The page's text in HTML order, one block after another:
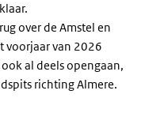
over de Amstel en
voorjaar van 2026
al deels opengaan,
richting Almere.